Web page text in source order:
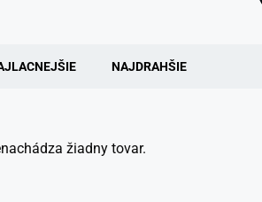
NAJDRAHŠIE
žiadny tovar.